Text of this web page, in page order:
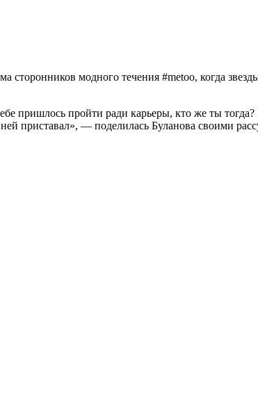
сторонников модного течения #metoo, когда
пришлось пройти ради карьеры, кто же ты
приставал», — поделилась Буланова своими